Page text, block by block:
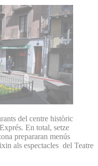
del centre històric
En total, setze
prepararan menús
als espectacles del Teatre